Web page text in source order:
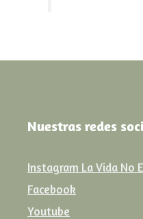
Nuestras redes
Instagram La Vida No
Facebook
Youtube